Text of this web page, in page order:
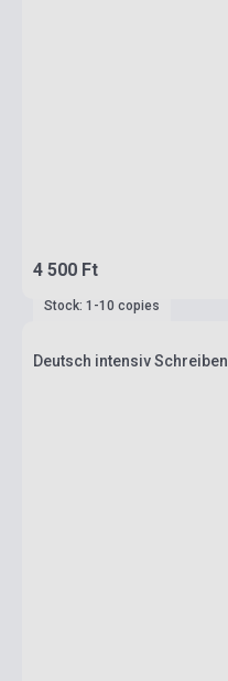
4 500 Ft
Stock: 1-10 copies
Deutsch intensiv